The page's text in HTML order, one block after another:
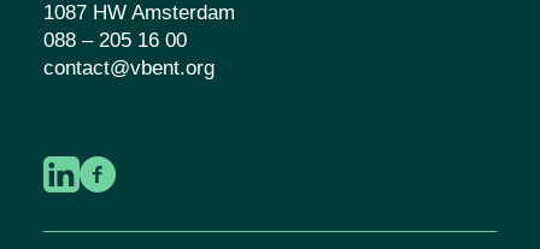
1087 HW Amsterdam
088 – 205 16 00
contact@vbent.org